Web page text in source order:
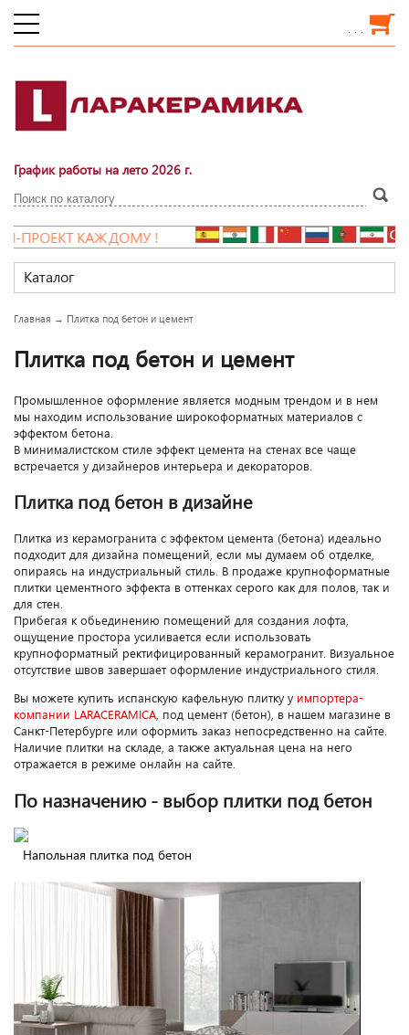
. . .
График работы на лето 2026 г.
НОВАЯ
Каталог
Главная → Плитка под бетон и цемент
Плитка под бетон и цемент
Промышленное оформление является модным трендом и в нем
мы находим использование широкоформатных материалов с
эффектом бетона.
В минималистском стиле эффект цемента на стенах все чаще
встречается у дизайнеров интерьера и декораторов.
Плитка под бетон в дизайне
Плитка из керамогранита с эффектом цемента (бетона) идеально
подходит для дизайна помещений, если мы думаем об отделке,
опираясь на индустриальный стиль. В продаже крупноформатные
плитки цементного эффекта в оттенках серого как для полов, так и
для стен.
Прибегая к обьединению помещений для создания лофта,
ощущение простора усиливается если использовать
крупноформатный ректифицированный керамогранит. Визуальное
отсутствие швов завершает оформление индустриального стиля.
Вы можете купить испанскую кафельную плитку у импортера-
компании LARACERAMICA, под цемент (бетон), в нашем магазине в
Санкт-Петербурге или оформить заказ непосредственно на сайте.
Наличие плитки на складе, а также актуальная цена на него
отражается в режиме онлайн на сайте.
По назначению - выбор плитки под бетон
Напольная плитка под бетон